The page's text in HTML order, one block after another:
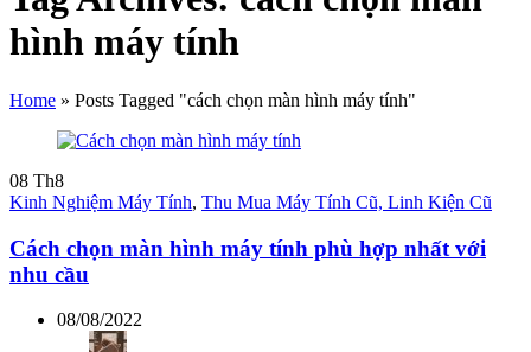
hình máy tính
Home » Posts Tagged "cách chọn màn hình máy tính"
08 Th8
Kinh Nghiệm Máy Tính, Thu Mua Máy Tính Cũ, Linh Kiện Cũ
Cách chọn màn hình máy tính phù hợp nhất với
nhu cầu
08/08/2022